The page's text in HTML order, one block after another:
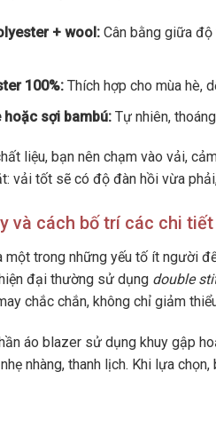
+ wool:Cân bằng giữa độ
100%:Thích hợp cho mùa hè,
hoặc sợi bambú:Tự nhiên,
liệu, bạn nên chạm vào vải,
vải tốt sẽ có độ đàn hồi vừa
và cách bố trí các chi tiết
một trong những yếu tố ít người
đại thường sử dụng double
chắc chắn, không chỉ giảm
áo blazer sử dụng khuy gập
nhàng, thanh lịch. Khi lựa chọn,